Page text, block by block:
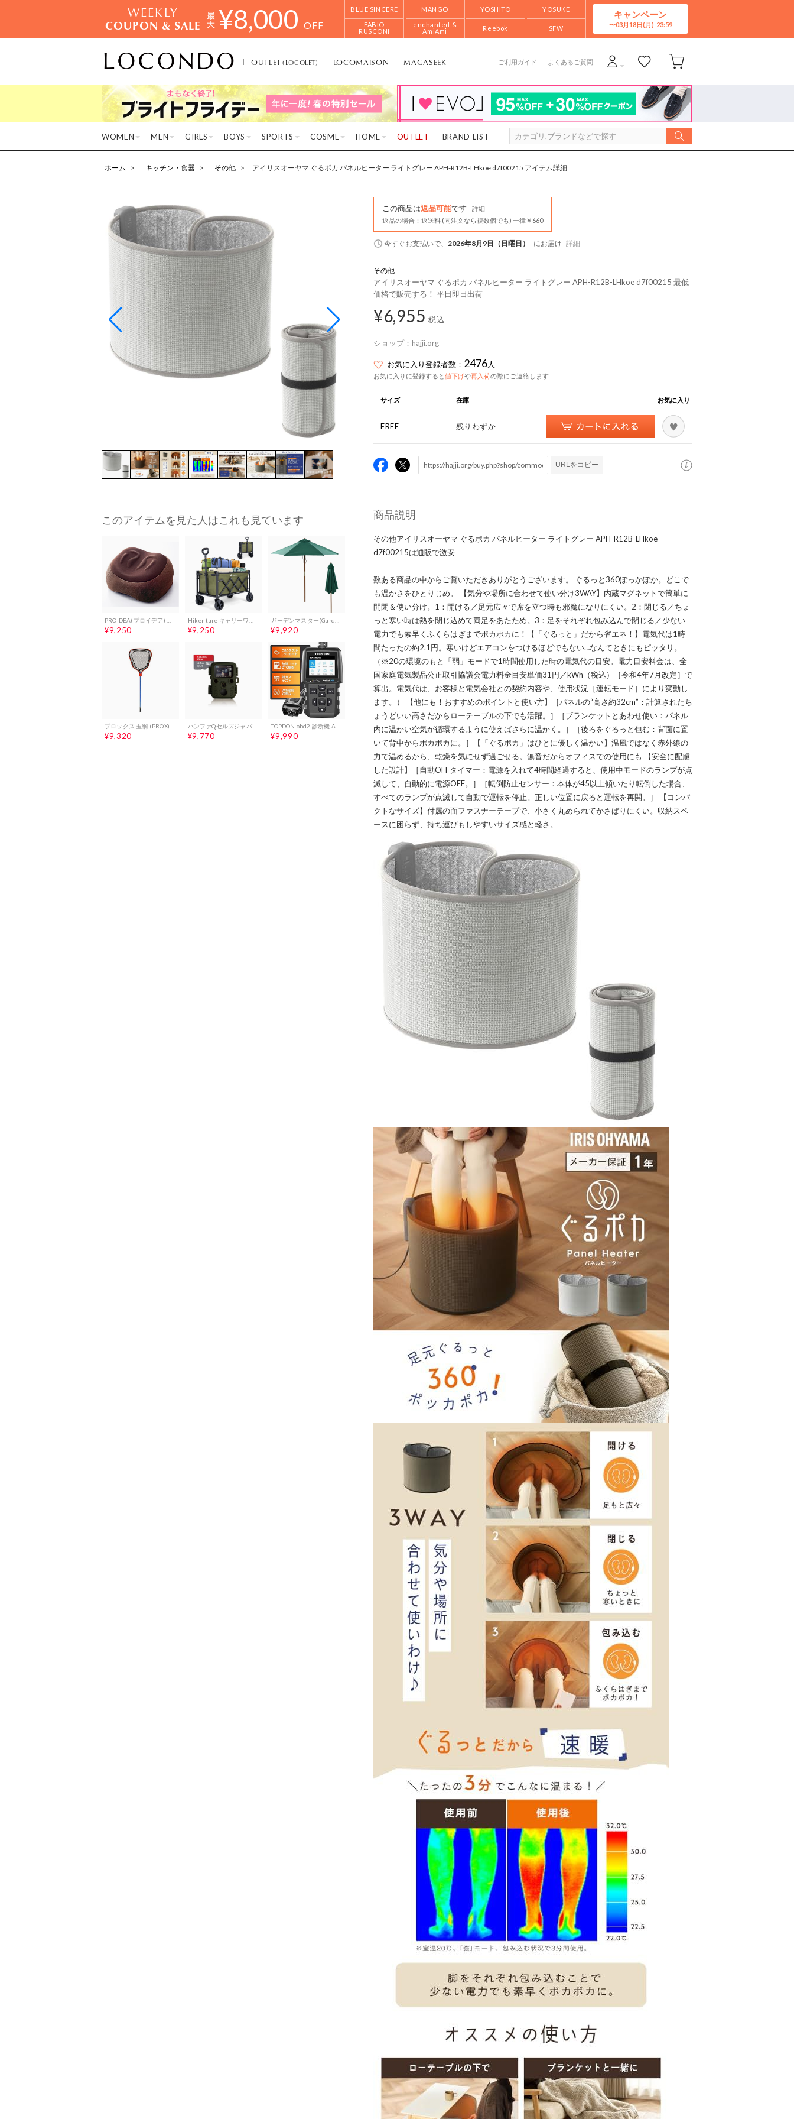
WEEKLY
COUPON & SALE ¥8,000 OFF
BLUE SINCERE MANGO YOSHITO YOSUKE
FABIO
RUSCONI
enchanted &
AmiAmi
Reebok SFW
キャンペーン
03月18日(月)
OUTLET(LOCOLET) LOCOMAISON MAGASEEK ご利用ガイド よくあるご質問
WOMEN MEN GIRLS BOYS SPORTS COSME HOME OUTLET BRAND LIST
ホーム キッチン・食器 その他 アイリスオーヤマ ぐるポカ パネルヒーター ライトグレー APH-R12B-LHkoe d7f00215 アイテム詳細
このアイテムを見た人はこれも見ています
¥9,250 ¥9,250 ¥9,920
¥9,320
ハンファQセルズジャパン 【国内メーカー品】 Full HD 防犯カメラ トレイルカメラ 小型 屋外 防水 防塵 IP66対応 1080p対応 モーションのみ 赤外線LED 監視カメラ 動体検知 人感センサー 夜間対応 電池式 自動上書き録画 d1c79a55
¥9,770 ¥9,990
この商品は返品可能です
詳細
返品の場合：返送料 (同注文なら複数個でも) 一律￥660
今すぐお支払いで、 2026年8月9日（日曜日） にお届け 詳細
その他
アイリスオーヤマ ぐるポカ パネルヒーター ライトグレー APH-R12B-LHkoe d7f00215 最低
価格で販売する！ 平日即日出荷
¥6,955 税込
ショップ： hajji.org
お気に入り登録者数： 2476人
お気に入りに登録すると値下げや再入荷の際にご連絡します
サイズ 在庫 お気に入り
FREE 残りわずか
URLをコピー
商品説明
その他アイリスオーヤマ ぐるポカ パネルヒーター ライトグレー APH-R12B-LHkoe
d7f00215は通販で激安
数ある商品の中からご覧いただきありがとうございます。 ぐるっと360ぽっかぽか。どこで
も温かさをひとりじめ。 【気分や場所に合わせて使い分け3WAY】内蔵マグネットで簡単に
開閉＆使い分け。1：開ける／足元広々で席を立つ時も邪魔になりにくい。2：閉じる／ちょ
っと寒い時は熱を閉じ込めて両足をあたため。3：足をそれぞれ包み込んで閉じる／少ない
電力でも素早くふくらはぎまでポカポカに！【「ぐるっと」だから省エネ！】電気代は1時
間たったの約2.1円。寒いけどエアコンをつけるほどでもない…なんてときにもピッタリ。
（※20の環境のもと「弱」モードで1時間使用した時の電気代の目安。電力目安料金は、全
国家庭電気製品公正取引協議会電力料金目安単価31円／kWh（税込）［令和4年7月改定］で
算出。電気代は、お客様と電気会社との契約内容や、使用状況［運転モード］により変動し
ます。） 【他にも！おすすめのポイントと使い方】［パネルの“高さ約32cm”：計算されたち
ょうどいい高さだからローテーブルの下でも活躍。］［ブランケットとあわせ使い：パネル
内に温かい空気が循環するように使えばさらに温かく。］［後ろをぐるっと包む：背面に置
いて背中からポカポカに。］【「ぐるポカ」はひとに優しく温かい】温風ではなく赤外線の
力で温めるから、乾燥を気にせず過ごせる。無音だからオフィスでの使用にも 【安全に配慮
した設計】［自動OFFタイマー：電源を入れて4時間経過すると、使用中モードのランプが点
滅して、自動的に電源OFF。］［転倒防止センサー：本体が45以上傾いたり転倒した場合、
すべてのランプが点滅して自動で運転を停止。正しい位置に戻ると運転を再開。］ 【コンパ
クトなサイズ】付属の面ファスナーテープで、小さく丸められてかさばりにくい。収納スペ
ースに困らず、持ち運びもしやすいサイズ感と軽さ。